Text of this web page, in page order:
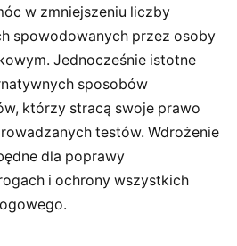
w zmniejszeniu liczby
spowodowanych przez osoby
Jednocześnie istotne
sposobów
którzy stracą swoje prawo
testów. Wdrożenie
dla poprawy
i ochrony wszystkich